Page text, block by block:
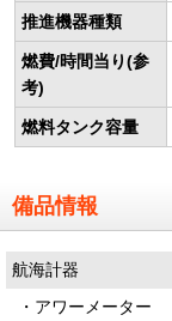
推進機器種類
燃費/時間当り(参
考)
燃料タンク容量
備品情報
航海計器
・アワーメーター